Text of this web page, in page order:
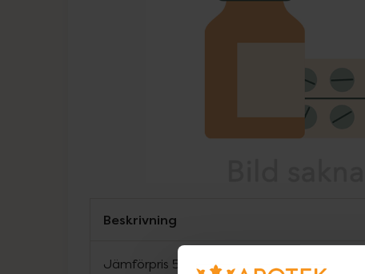
Beskrivning
Jämförpris 59,88 kr